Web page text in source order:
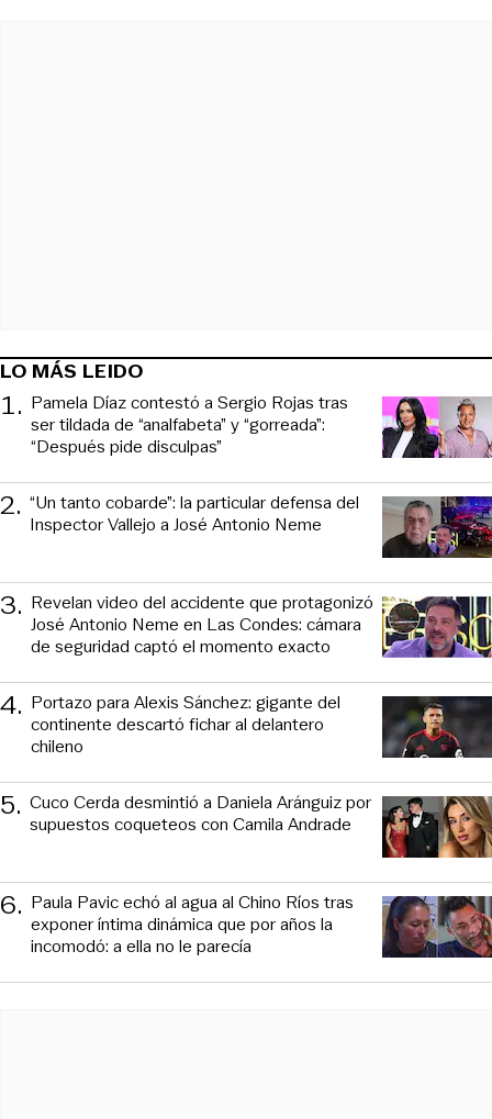
LO MÁS LEIDO
1. Pamela Díaz contestó a Sergio Rojas tras
ser tildada de “analfabeta” y “gorreada”:
“Después pide disculpas”
2. “Un tanto cobarde”: la particular defensa del
Inspector Vallejo a José Antonio Neme
3. Revelan video del accidente que protagonizó
José Antonio Neme en Las Condes: cámara
de seguridad captó el momento exacto
4. Portazo para Alexis Sánchez: gigante del
continente descartó fichar al delantero
chileno
5. Cuco Cerda desmintió a Daniela Aránguiz por
supuestos coqueteos con Camila Andrade
6. Paula Pavic echó al agua al Chino Ríos tras
exponer íntima dinámica que por años la
incomodó: a ella no le parecía